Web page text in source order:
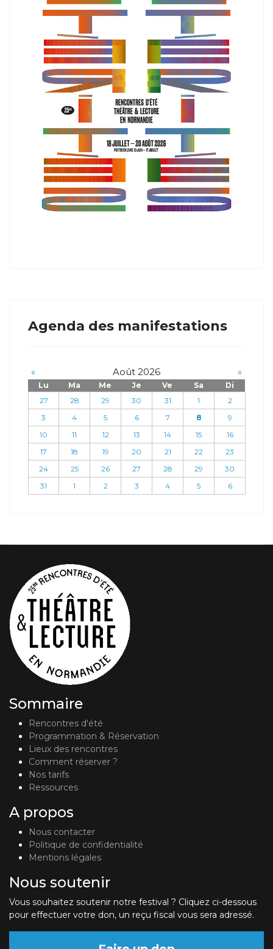
Agenda des manifestations
« Août 2026 »
Lu Ma Me Je Ve Sa
Di
27
28 29 30 31 1
2
3
4 5 6 7 8
9
10
11 12 13 14 15
16
17
18 19 20 21 22
23
24
25 26 27 28 29
30
31
1 2 3 4 5 6
Sommaire
Rencontres d'été
Programmation & Réservation
Lieux des rencontres
Comment réserver ?
Nos tarifs
Ressources
A propos
Nous contacter
Politique de confidentialité
Mentions légales
Nous soutenir
Vous souhaitez soutenir notre festival ? Cliquez ci-dessous
pour effectuer votre don, un reçu fiscal vous sera adressé.